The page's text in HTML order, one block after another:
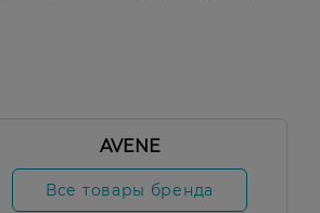
AVENE
Все товары бренда